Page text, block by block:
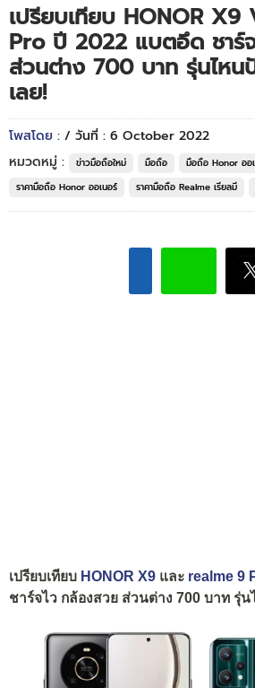
เปรียบเทียบ HONOR
Pro ปี 2022 แบตอึด ชาร์
ส่วนต่าง 700 บาท รุ่นไห
เลย!
โพสโดย : / วันที่ : 6 October 2022
หมวดหมู่ :
ข่าวมือถือใหม่ มือถือ มือถือ Honor ออ
ราคามือถือ Honor ออเนอร์
ราคามือถือ Realme เรียลมี
เปรียบเทียบ HONOR X9 และ realme 9
ชาร์จไว กล้องสวย ส่วนต่าง 700 บาท รุ่